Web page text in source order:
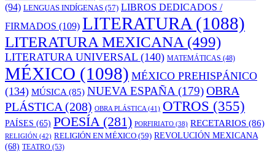
(94) LENGUAS INDÍGENAS (57) LIBROS DEDICADOS /
FIRMADOS (109) LITERATURA (1088)
LITERATURA MEXICANA (499)
LITERATURA UNIVERSAL (140) MATEMÁTICAS (48)
MÉXICO (1098) MÉXICO PREHISPÁNICO
(134) MÚSICA (85) NUEVA ESPAÑA (179)OBRA
PLÁSTICA (208) OBRA PLÁSTICA (41) OTROS (355)
PAÍSES (65) POESÍA(281) PORFIRIATO (38) RECETARIOS (86)
RELIGIÓN (42) RELIGIÓN EN MÉXICO (59) REVOLUCIÓN MEXICANA
(68) TEATRO (53)